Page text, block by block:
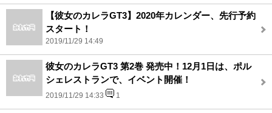
【彼女のカレラGT3】2020年カレンダー、先行予約
スタート！
2019/11/29 14:49
彼女のカレラGT3 第2巻 発売中！12月1日は、ポル
シェレストランで、イベント開催！
2019/11/29 14:33 1